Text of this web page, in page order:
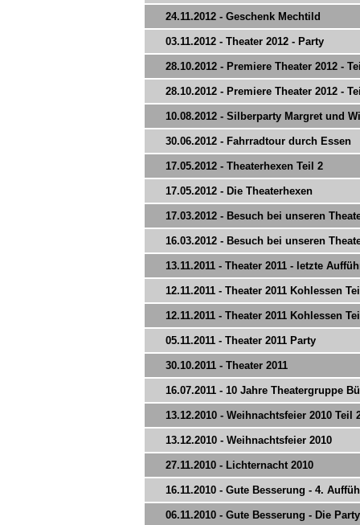
24.11.2012 - Geschenk Mechtild
03.11.2012 - Theater 2012 - Party
28.10.2012 - Premiere Theater 2012 -
28.10.2012 - Premiere Theater 2012 -
10.08.2012 - Silberparty Margret und
30.06.2012 - Fahrradtour durch Essen
17.05.2012 - Theaterhexen Teil 2
17.05.2012 - Die Theaterhexen
17.03.2012 - Besuch bei unseren
16.03.2012 - Besuch bei unseren
13.11.2011 - Theater 2011 - letzte
12.11.2011 - Theater 2011 Kohlessen
12.11.2011 - Theater 2011 Kohlessen
05.11.2011 - Theater 2011 Party
30.10.2011 - Theater 2011
16.07.2011 - 10 Jahre Theatergruppe
13.12.2010 - Weihnachtsfeier 2010 Teil
13.12.2010 - Weihnachtsfeier 2010
27.11.2010 - Lichternacht 2010
16.11.2010 - Gute Besserung - 4.
06.11.2010 - Gute Besserung - Die Party